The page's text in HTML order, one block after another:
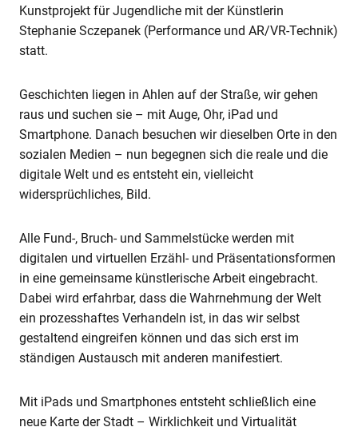
Kunstprojekt für Jugendliche mit der Künstlerin
Stephanie Sczepanek (Performance und AR/VR-Technik)
statt.
Geschichten liegen in Ahlen auf der Straße, wir gehen
raus und suchen sie – mit Auge, Ohr, iPad und
Smartphone. Danach besuchen wir dieselben Orte in den
sozialen Medien – nun begegnen sich die reale und die
digitale Welt und es entsteht ein, vielleicht
widersprüchliches, Bild.
Alle Fund-, Bruch- und Sammelstücke werden mit
digitalen und virtuellen Erzähl- und Präsentationsformen
in eine gemeinsame künstlerische Arbeit eingebracht.
Dabei wird erfahrbar, dass die Wahrnehmung der Welt
ein prozesshaftes Verhandeln ist, in das wir selbst
gestaltend eingreifen können und das sich erst im
ständigen Austausch mit anderen manifestiert.
Mit iPads und Smartphones entsteht schließlich eine
neue Karte der Stadt – Wirklichkeit und Virtualität